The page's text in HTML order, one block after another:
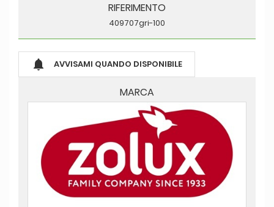
RIFERIMENTO
409707gri-100
 AVVISAMI QUANDO DISPONIBILE
MARCA